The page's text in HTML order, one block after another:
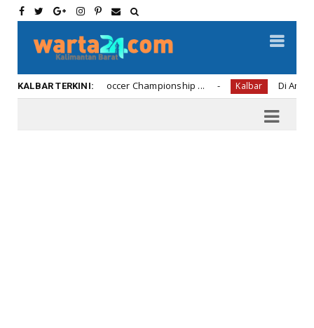
KALBAR TERKINI:
Hadiah U12 Soccer Championship ... Kalbar Di Amerika